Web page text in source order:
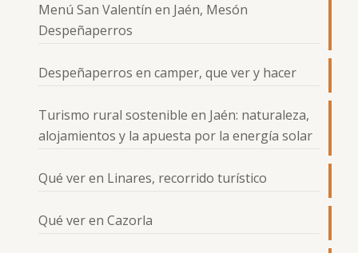
Menú San Valentín en Jaén, Mesón
Despeñaperros
Despeñaperros en camper, que ver y hacer
Turismo rural sostenible en Jaén: naturaleza,
alojamientos y la apuesta por la energía solar
Qué ver en Linares, recorrido turístico
Qué ver en Cazorla